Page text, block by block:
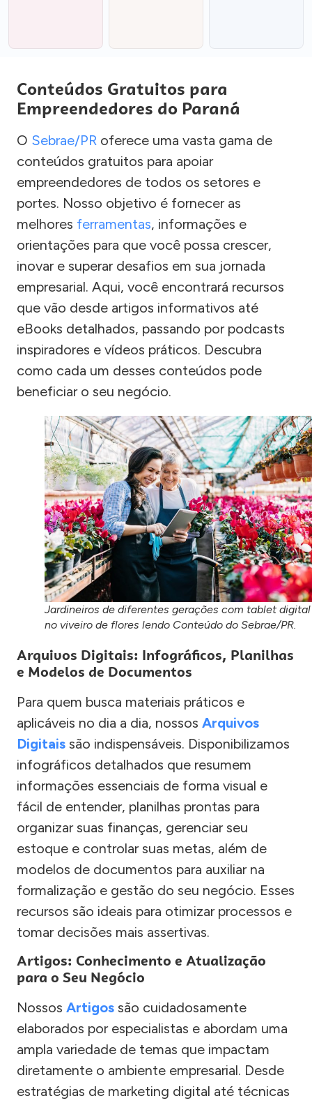
Conteúdos Gratuitos para
Empreendedores do Paraná
O Sebrae/PR oferece uma vasta gama de
conteúdos gratuitos para apoiar
empreendedores de todos os setores e
portes. Nosso objetivo é fornecer as
melhores ferramentas, informações e
orientações para que você possa crescer,
inovar e superar desafios em sua jornada
empresarial. Aqui, você encontrará recursos
que vão desde artigos informativos até
eBooks detalhados, passando por podcasts
inspiradores e vídeos práticos. Descubra
como cada um desses conteúdos pode
beneficiar o seu negócio.
Jardineiros de diferentes gerações com tablet digital
no viveiro de flores lendo Conteúdo do Sebrae/PR.
Arquivos Digitais: Infográficos, Planilhas
e Modelos de Documentos
Para quem busca materiais práticos e
aplicáveis no dia a dia, nossos Arquivos
Digitais são indispensáveis. Disponibilizamos
infográficos detalhados que resumem
informações essenciais de forma visual e
fácil de entender, planilhas prontas para
organizar suas finanças, gerenciar seu
estoque e controlar suas metas, além de
modelos de documentos para auxiliar na
formalização e gestão do seu negócio. Esses
recursos são ideais para otimizar processos e
tomar decisões mais assertivas.
Artigos: Conhecimento e Atualização
para o Seu Negócio
Nossos Artigos são cuidadosamente
elaborados por especialistas e abordam uma
ampla variedade de temas que impactam
diretamente o ambiente empresarial. Desde
estratégias de marketing digital até técnicas